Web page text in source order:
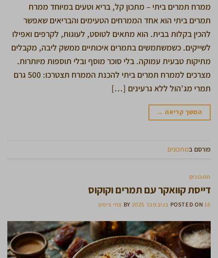
ממרח תמרים ביתי – מתכון קל, בריא וטעים במיוחד ממרח
תמרים ביתי הוא אחד הממרחים הטעימים והבריאים שאפשר
להכין בקלות בבית. הוא מתאים לטוסט, לעוגות, לקרפים ואפילו
לשייקים. כשמשתמשים בתמרים איכותיים ממשק ליבה, מקבלים
מתיקות טבעית עמוקה. בלי סוכר מוסף ובלי תוספות מיותרות.
מצרכים לממרח תמרים ביתי להכנת הממרח תצטרכו: 500 גרם
תמרי מג’הול ללא גרעינים […]
המשך קריאה→
פורסם במתכונים
מתכונים
דייסת קוואקר עם תמרים וקוקוס
POSTED ON16 בנובמבר 2025 BYצחי צימט